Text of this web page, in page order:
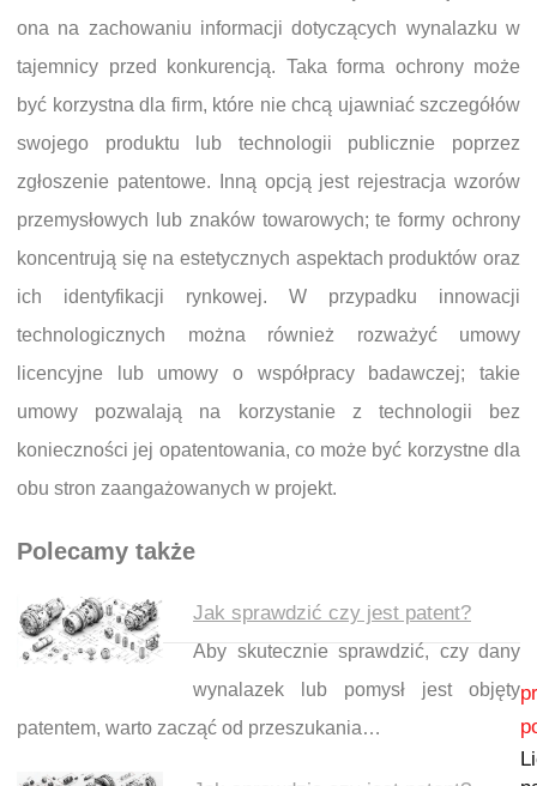
ona na zachowaniu informacji dotyczących wynalazku w
tajemnicy przed konkurencją. Taka forma ochrony może
być korzystna dla firm, które nie chcą ujawniać szczegółów
swojego produktu lub technologii publicznie poprzez
zgłoszenie patentowe. Inną opcją jest rejestracja wzorów
przemysłowych lub znaków towarowych; te formy ochrony
koncentrują się na estetycznych aspektach produktów oraz
ich identyfikacji rynkowej. W przypadku innowacji
technologicznych można również rozważyć umowy
licencyjne lub umowy o współpracy badawczej; takie
umowy pozwalają na korzystanie z technologii bez
konieczności jej opatentowania, co może być korzystne dla
obu stron zaangażowanych w projekt.
Polecamy także
Jak sprawdzić czy jest patent?
Aby skutecznie sprawdzić, czy dany
wynalazek lub pomysł jest objęty
patentem, warto zacząć od przeszukania…
Nawigacja wpisu